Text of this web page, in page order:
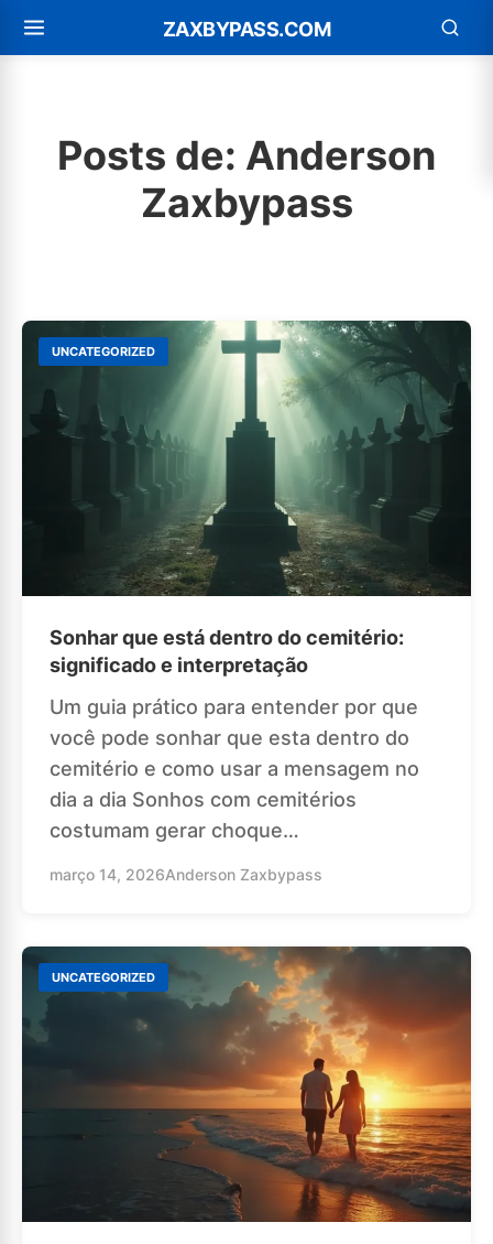
ZAXBYPASS.COM
Posts de: Anderson
Zaxbypass
UNCATEGORIZED
Sonhar que está dentro do cemitério:
significado e interpretação
Um guia prático para entender por que
você pode sonhar que esta dentro do
cemitério e como usar a mensagem no
dia a dia Sonhos com cemitérios
costumam gerar choque…
março 14, 2026Anderson Zaxbypass
UNCATEGORIZED